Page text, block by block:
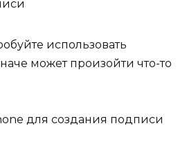
использовать
может произойти что-то
для создания подписи